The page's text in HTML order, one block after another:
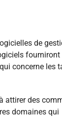
de
fourniront
concerne les
attirer des
domaines qui